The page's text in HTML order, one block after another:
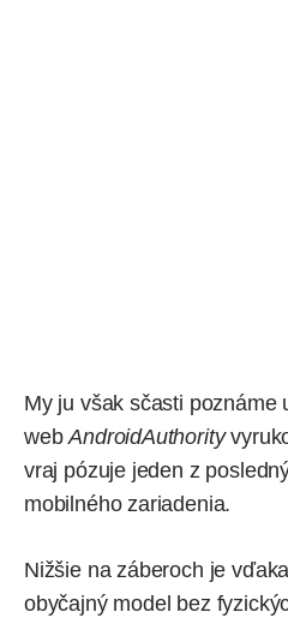
My ju však sčasti poznáme
webAndroidAuthority
vraj pózuje jeden z
mobilného zariadenia.
Nižšie na záberoch je
obyčajný model bez